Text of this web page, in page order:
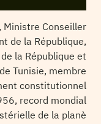
Ministre Conseiller
de la République,
la République et
Tunisie, membre
constitutionnel
record mondial
de la planè […].